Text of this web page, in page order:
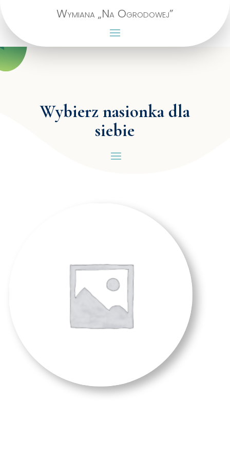
Wymiana „Na Ogrodowej”
Wybierz nasionka dla
siebie